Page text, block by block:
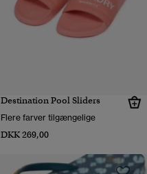
Destination Pool Sliders
Flere farver tilgængelige
DKK 269,00